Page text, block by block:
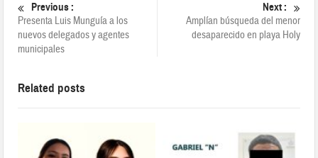
Previous :
Presenta Luis Munguía a los
nuevos delegados y agentes
municipales
Next :
Amplían búsqueda del menor
desaparecido en playa Holy
Related posts